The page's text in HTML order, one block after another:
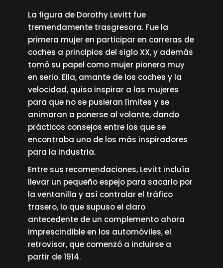
La figura de Dorothy Levitt fue
tremendamente trasgresora. Fue la
primera mujer en participar en carreras de
coches a principios del siglo XX, y además
tomó su papel como mujer pionera muy
en serio. Ella, amante de los coches y la
velocidad, quiso inspirar a las mujeres
para que no se pusieran límites y se
animaran a ponerse al volante, dando
prácticos consejos entre los que se
encontraba uno de los más inspiradores
para la industria.
Entre sus recomendaciones, Levitt incluía
llevar un pequeño espejo para sacarlo por
la ventanilla y así controlar el tráfico
trasero, lo que supuso el claro
antecedente de un complemento ahora
imprescindible en los automóviles, el
retrovisor, que comenzó a incluirse a
partir de 1914.